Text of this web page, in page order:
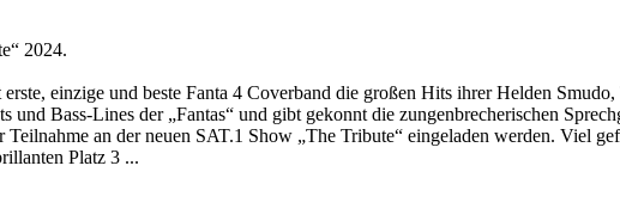
2024.
einzige und beste Fanta 4 Coverband die großen Hits ihrer Helden
Bass-Lines der „Fantas“ und gibt gekonnt die zungenbrecherischen
an der neuen SAT.1 Show „The Tribute“ eingeladen werden. Viel
Platz 3 ...